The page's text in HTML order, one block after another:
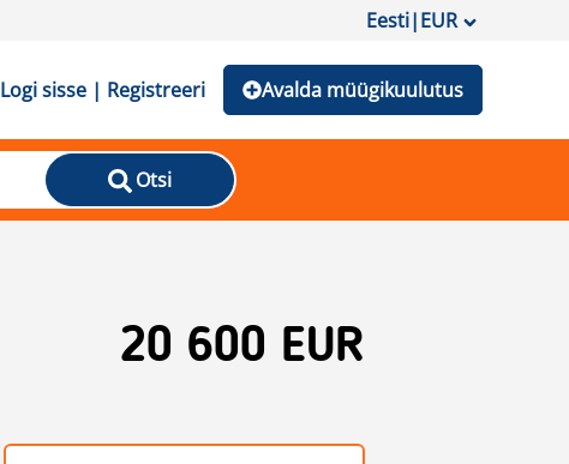
Eesti|EUR
Logi sisse | Registreeri Avalda müügikuulutus
Otsi
20 600 EUR